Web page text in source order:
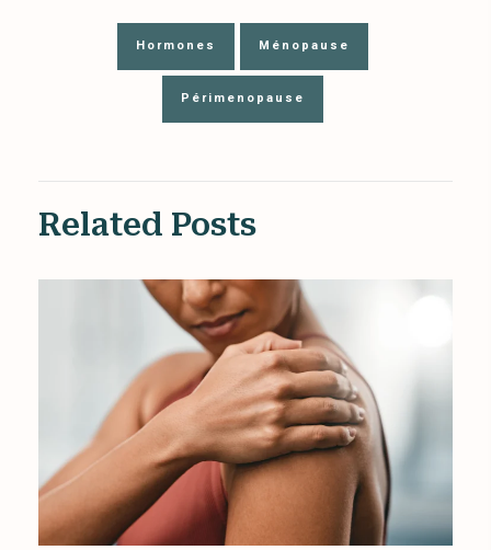
Hormones Ménopause
Périmenopause
Related Posts